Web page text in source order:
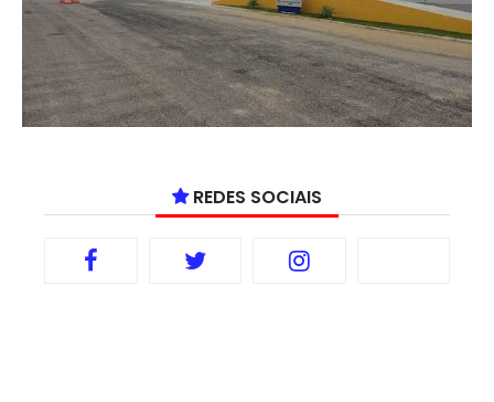
REDES SOCIAIS